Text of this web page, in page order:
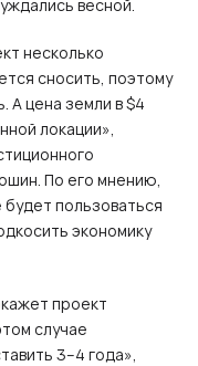
весной.
несколько
сносить, поэтому
А цена земли в $4
локации»,
По его мнению,
пользоваться
экономику
проект
случае
3–4 года»,